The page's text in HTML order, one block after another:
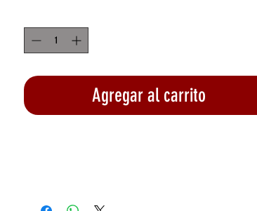
Agregar al carrito